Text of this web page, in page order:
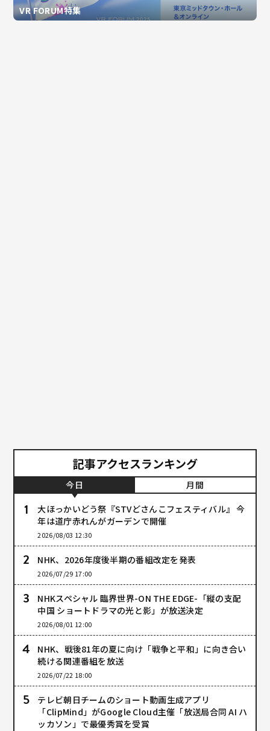
VR FORUM特集
記事アクセスランキング
今日
月間
大ほっかいどう祭『STVどさんこフェスティバル』 今
年は道庁赤れんがガーデンで開催
2026/08/03 12:30
NHK、2026年度後半期の番組改定を発表
2026/07/29 17:00
NHKスペシャル 臨界世界-ON THE EDGE-「縦の支配
中国 ショートドラマの光と影」が放送決定
2026/08/01 12:00
NHK、戦後81年の夏に向け「戦争と平和」に向き合い
続ける関連番組を放送
2026/07/22 18:00
テレビ朝日チームのショート動画生成アプリ
「ClipMind」がGoogle Cloud主催「放送局合同 AI ハ
ッカソン」で最優秀賞を受賞